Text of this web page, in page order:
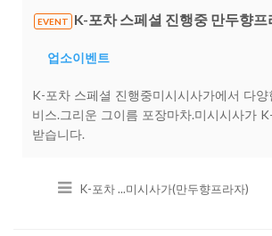
EVENT K-포차 스페셜 진행중 만두향프
업소이벤트
K-포차 스페셜 진행중미시시사가에서 다양
비스.그리운 그이름 포장마차.미시시사가
받습니다.
K-포차 ...미시사가(만두향프라자)